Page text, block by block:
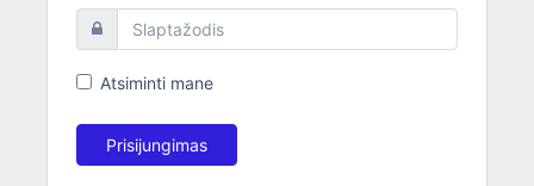
Atsiminti mane
Prisijungimas